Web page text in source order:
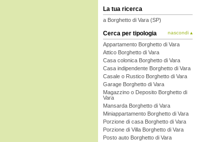
La tua ricerca
a Borghetto di Vara (SP)
Cerca per tipologia nascondi ▴
Appartamento Borghetto di Vara
Attico Borghetto di Vara
Casa colonica Borghetto di Vara
Casa indipendente Borghetto di Vara
Casale o Rustico Borghetto di Vara
Garage Borghetto di Vara
Magazzino o Deposito Borghetto di
Vara
Mansarda Borghetto di Vara
Miniappartamento Borghetto di Vara
Porzione di casa Borghetto di Vara
Porzione di Villa Borghetto di Vara
Posto auto Borghetto di Vara